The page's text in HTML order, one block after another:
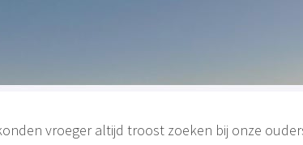
vroeger altijd troost zoeken bij onze